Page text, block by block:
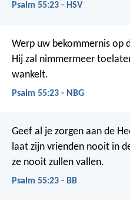
Psalm 55:23 - HSV
Werp uw bekommernis op
Hij zal nimmermeer
wankelt.
Psalm 55:23 - NBG
Geef al je zorgen aan de
laat zijn vrienden nooit in
ze nooit zullen vallen.
Psalm 55:23 - BB